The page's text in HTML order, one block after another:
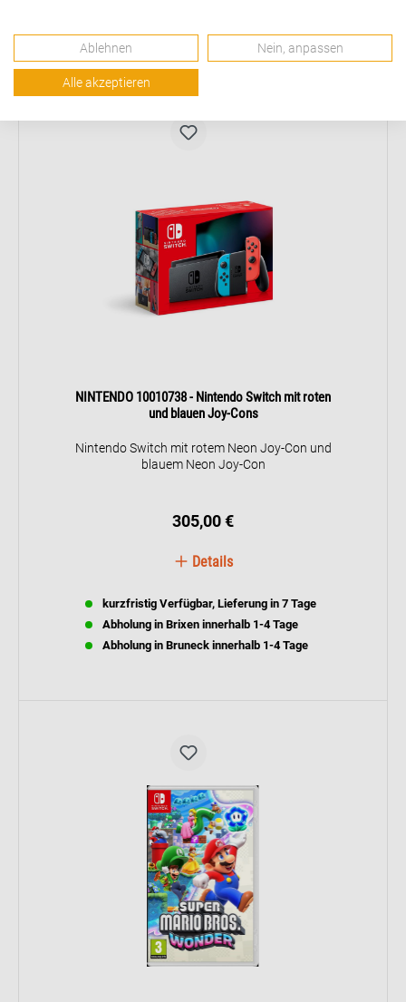
NINTENDO 10010738 - Nintendo Switch mit roten
und blauen Joy-Cons
Nintendo Switch mit rotem Neon Joy-Con und
blauem Neon Joy-Con
305,00 €
Details
kurzfristig Verfügbar, Lieferung in 7 Tage
Abholung in Brixen innerhalb 1-4 Tage
Abholung in Bruneck innerhalb 1-4 Tage
Ablehnen Nein, anpassen
Alle akzeptieren